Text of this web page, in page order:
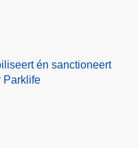
én sanctioneert
Parklife